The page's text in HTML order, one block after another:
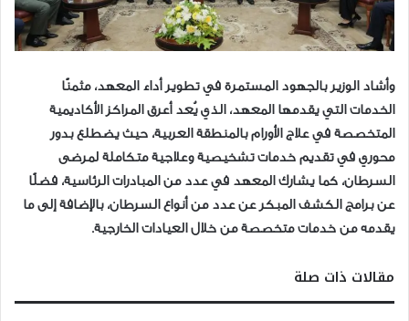
وأشاد الوزير بالجهود المستمرة في تطوير أداء المعهد، مثمنًا
الخدمات التي يقدمها المعهد، الذي يُعد أعرق المراكز الأكاديمية
المتخصصة في علاج الأورام بالمنطقة العربية، حيث يضطلع بدور
محوري في تقديم خدمات تشخيصية وعلاجية متكاملة لمرضى
السرطان، كما يشارك المعهد في عدد من المبادرات الرئاسية، فضلًا
عن برامج الكشف المبكر عن عدد من أنواع السرطان، بالإضافة إلى ما
يقدمه من خدمات متخصصة من خلال العيادات الخارجية.
مقالات ذات صلة